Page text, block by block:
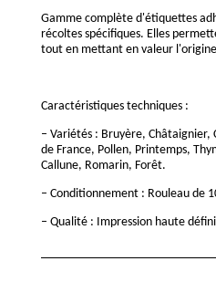
Gamme complète d'étiquettes
récoltes spécifiques. Elles
tout en mettant en valeur
Caractéristiques techniques :
– Variétés : Bruyère, Châtaignier,
de France, Pollen, Printemps,
Callune, Romarin, Forêt.
– Conditionnement : Rouleau de
– Qualité : Impression haute